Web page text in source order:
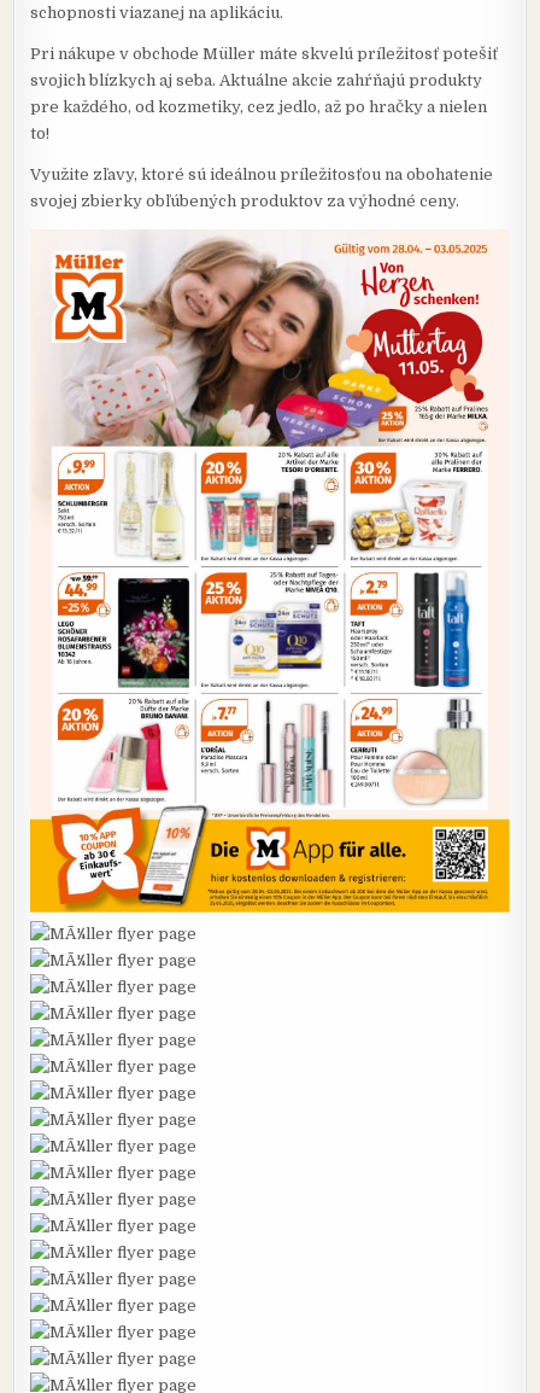
schopnosti viazanej na aplikáciu.
Pri nákupe v obchode Müller máte skvelú príležitosť potešiť
svojich blízkych aj seba. Aktuálne akcie zahŕňajú produkty
pre každého, od kozmetiky, cez jedlo, až po hračky a nielen
to!
Využite zľavy, ktoré sú ideálnou príležitosťou na obohatenie
svojej zbierky obľúbených produktov za výhodné ceny.